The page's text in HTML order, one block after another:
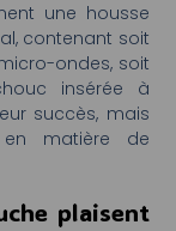
une housse
contenant soit
ondes, soit
insérée à
succès, mais
en matière de
plaisent